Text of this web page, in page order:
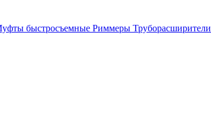
быстросъемные Риммеры Труборасширители